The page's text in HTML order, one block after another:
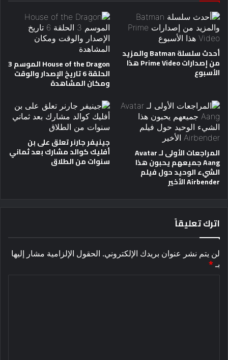
أحدث سلسلة Batman والمزيد
من إصدارات Prime Video هذا
الأسبوع
House of the Dragon الموسم 3
الحلقة 6 تاريخ الإصدار والوقت
ومكان المشاهدة
المراجعات الأولى لـ Avatar
Aang جميعهم يحبون هذا
الشيء الوحيد حول فيلم
Airbender الأخير
جينيفر جارنر تعلق على بن
أفليك كوالد مشارك بعد ثماني
سنوات من الطلاق
اترك تعليقاً
لن يتم نشر عنوان بريدك الإلكتروني. الحقول الإلزامية مشار إليها
بـ*